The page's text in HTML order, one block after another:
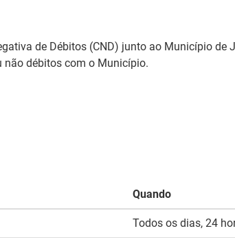
de Débitos (CND) junto ao Município de
débitos com o Município.
Quando
Todos os dias, 24